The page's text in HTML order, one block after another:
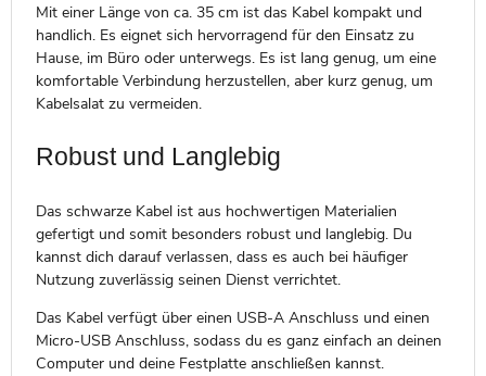
Mit einer Länge von ca. 35 cm ist das Kabel kompakt und
handlich. Es eignet sich hervorragend für den Einsatz zu
Hause, im Büro oder unterwegs. Es ist lang genug, um eine
komfortable Verbindung herzustellen, aber kurz genug, um
Kabelsalat zu vermeiden.
Robust und Langlebig
Das schwarze Kabel ist aus hochwertigen Materialien
gefertigt und somit besonders robust und langlebig. Du
kannst dich darauf verlassen, dass es auch bei häufiger
Nutzung zuverlässig seinen Dienst verrichtet.
Das Kabel verfügt über einen USB-A Anschluss und einen
Micro-USB Anschluss, sodass du es ganz einfach an deinen
Computer und deine Festplatte anschließen kannst.